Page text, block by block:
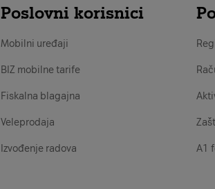
Poslovni korisnici
Mobilni uređaji
BIZ mobilne tarife
Fiskalna blagajna
Veleprodaja
Izvođenje radova A1